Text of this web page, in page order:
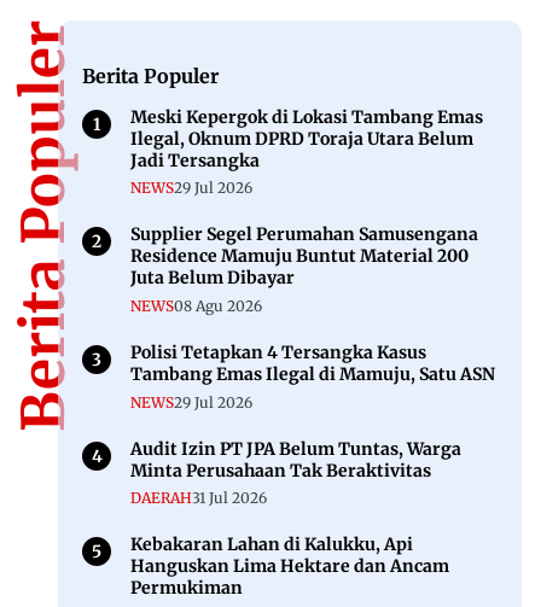
Berita PopulerBerita Populer
Meski Kepergok di Lokasi Tambang Emas
Ilegal, Oknum DPRD Toraja Utara Belum
Jadi Tersangka
NEWS29 Jul 2026
Supplier Segel Perumahan Samusengana
Residence Mamuju Buntut Material 200
Juta Belum Dibayar
NEWS08 Agu 2026
Polisi Tetapkan 4 Tersangka Kasus
Tambang Emas Ilegal di Mamuju, Satu ASN
NEWS29 Jul 2026
Audit Izin PT JPA Belum Tuntas, Warga
Minta Perusahaan Tak Beraktivitas
DAERAH31 Jul 2026
Kebakaran Lahan di Kalukku, Api
Hanguskan Lima Hektare dan Ancam
Permukiman